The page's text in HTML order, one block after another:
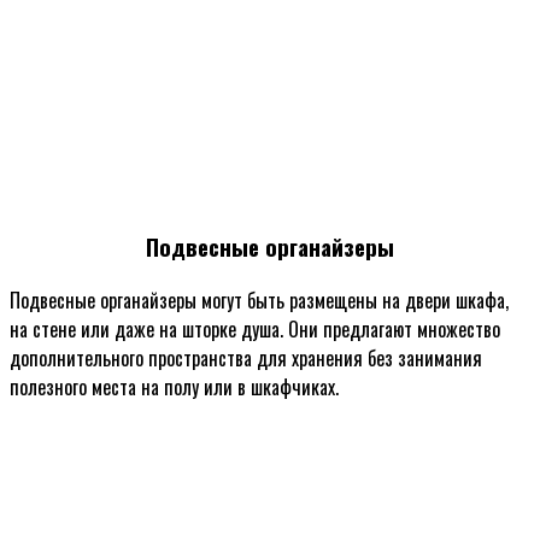
Подвесные органайзеры
Подвесные органайзеры могут быть размещены на двери шкафа,
на стене или даже на шторке душа. Они предлагают множество
дополнительного пространства для хранения без занимания
полезного места на полу или в шкафчиках.